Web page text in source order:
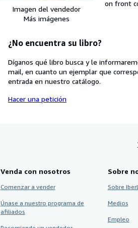
Imagen del vendedor
Más imágenes
on front
¿No encuentra su libro?
Díganos qué libro busca y le
mail, en cuanto un ejemplar que
entrada en nuestro catálogo.
Hacer una petición
Venda con nosotros
Comenzar a vender
Únase a nuestro programa de
afiliados
Sobre
Sobre
Medios
Empleo